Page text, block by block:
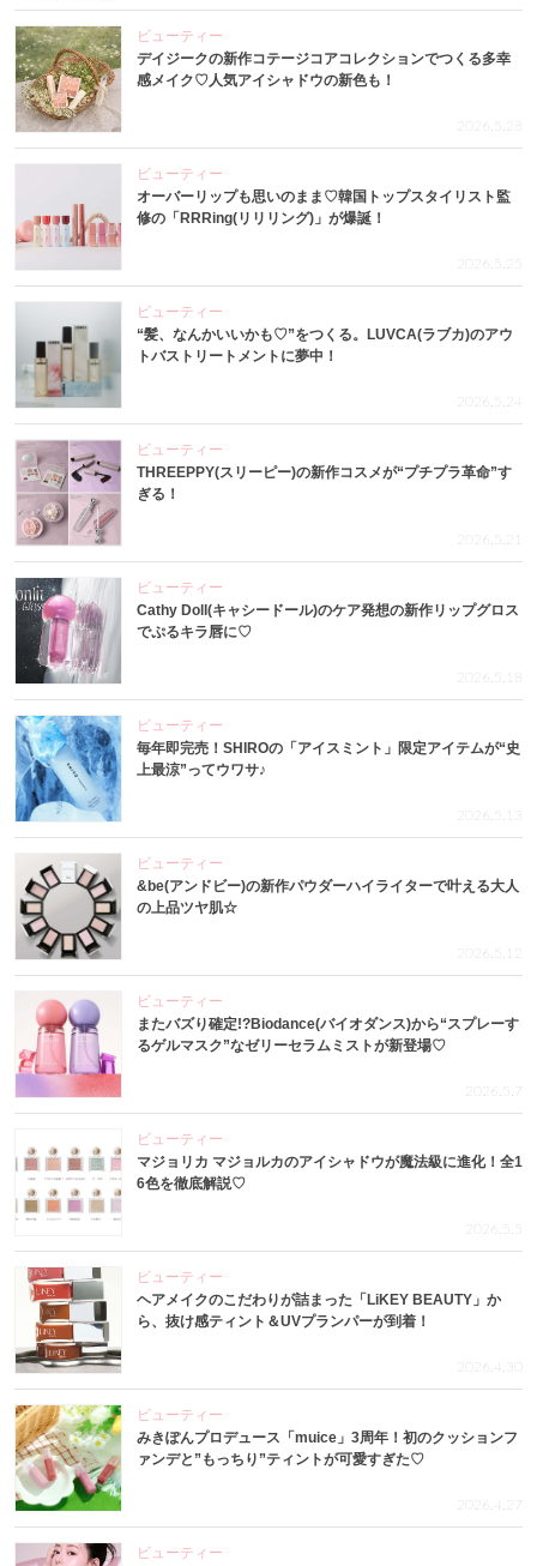
ビューティー
デイジークの新作コテージコアコレクションでつくる多幸
感メイク♡人気アイシャドウの新色も！
2026.5.28
ビューティー
オーバーリップも思いのまま♡韓国トップスタイリスト監
修の「RRRing(リリリング)」が爆誕！
2026.5.25
ビューティー
“髪、なんかいいかも♡”をつくる。LUVCA(ラブカ)のアウ
トバストリートメントに夢中！
2026.5.24
ビューティー
THREEPPY(スリーピー)の新作コスメが“プチプラ革命”す
ぎる！
2026.5.21
ビューティー
Cathy Doll(キャシードール)のケア発想の新作リップグロス
でぷるキラ唇に♡
2026.5.18
ビューティー
毎年即完売！SHIROの「アイスミント」限定アイテムが“史
上最涼”ってウワサ♪
2026.5.13
ビューティー
&be(アンドビー)の新作パウダーハイライターで叶える大人
の上品ツヤ肌☆
2026.5.12
ビューティー
またバズり確定!?Biodance(バイオダンス)から“スプレーす
るゲルマスク”なゼリーセラムミストが新登場♡
2026.5.7
ビューティー
マジョリカ マジョルカのアイシャドウが魔法級に進化！全1
6色を徹底解説♡
2026.5.5
ビューティー
ヘアメイクのこだわりが詰まった「LiKEY BEAUTY」か
ら、抜け感ティント＆UVプランパーが到着！
2026.4.30
ビューティー
みきぽんプロデュース「muice」3周年！初のクッションフ
ァンデと”もっちり”ティントが可愛すぎた♡
2026.4.27
ビューティー